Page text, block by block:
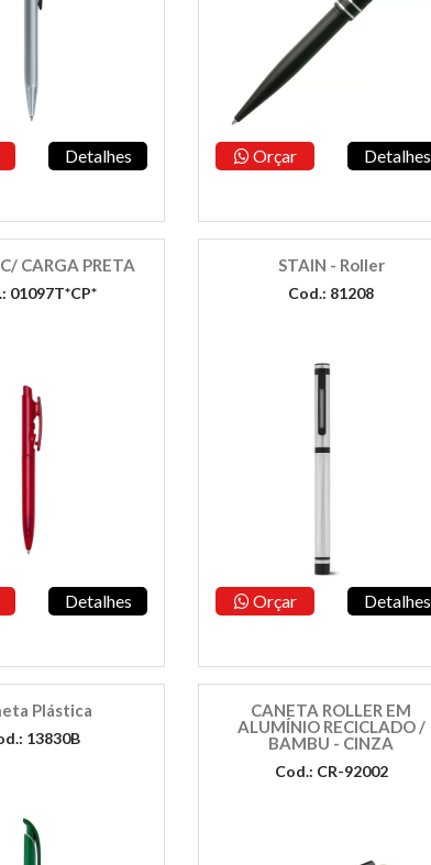
Detalhes Orçar Detalhes
CARGA PRETA
01097T*CP*
Detalhes
STAIN - Roller
Cod.: 81208
Orçar Detalhes
Plástica
13830B
CANETA ROLLER EM
ALUMÍNIO RECICLADO /
BAMBU - CINZA
Cod.: CR-92002